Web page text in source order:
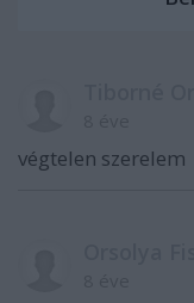
végtelen szerelem